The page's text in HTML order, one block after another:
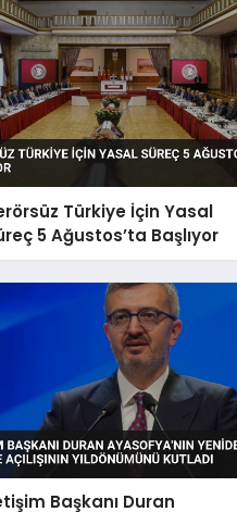
Türkiye İçin Yasal
5 Ağustos’ta Başlıyor
Başkanı Duran